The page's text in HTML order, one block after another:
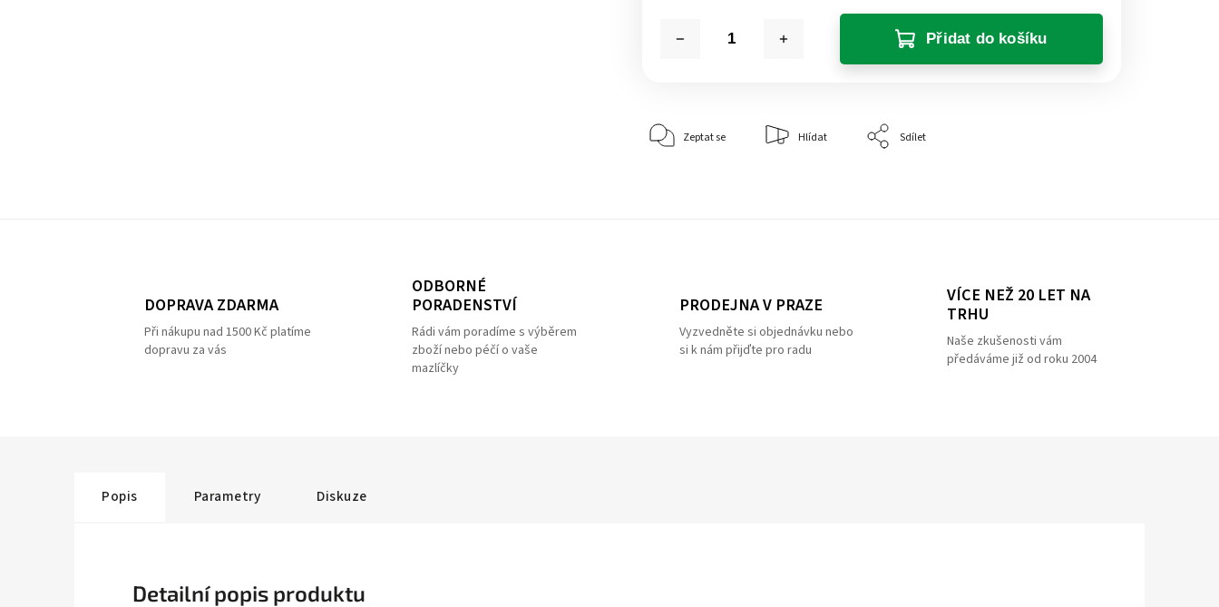
Přidat do košíku
Zeptat se Hlídat Sdílet
DOPRAVA ZDARMA
Při nákupu nad 1500 Kč platíme
dopravu za vás
ODBORNÉ
PORADENSTVÍ
Rádi vám poradíme s výběrem
zboží nebo péčí o vaše
mazlíčky
PRODEJNA V PRAZE
Vyzvedněte si objednávku nebo
si k nám přijďte pro radu
VÍCE NEŽ 20 LET NA
TRHU
Naše zkušenosti vám
předáváme již od roku 2004
Popis Parametry Diskuze
Detailní popis produktu